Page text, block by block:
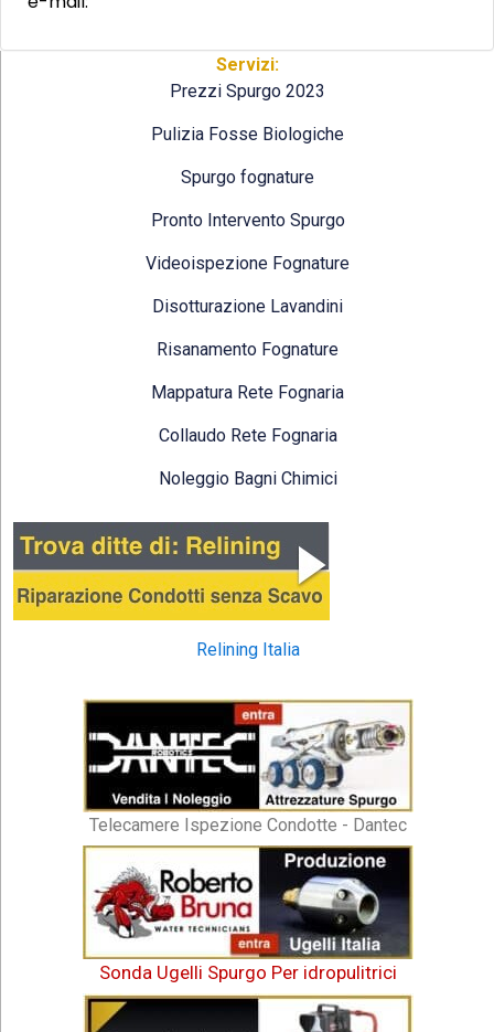
Servizi:
Prezzi Spurgo 2023
Pulizia Fosse Biologiche
Spurgo fognature
Pronto Intervento Spurgo
Videoispezione Fognature
Disotturazione Lavandini
Risanamento Fognature
Mappatura Rete Fognaria
Collaudo Rete Fognaria
Noleggio Bagni Chimici
Relining Italia
Telecamere Ispezione Condotte - Dantec
Sonda Ugelli Spurgo Per idropulitrici